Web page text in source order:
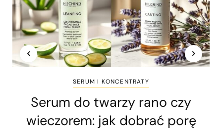
SERUM I KONCENTRATY
Serum do twarzy rano czy
wieczorem: jak dobrać porę